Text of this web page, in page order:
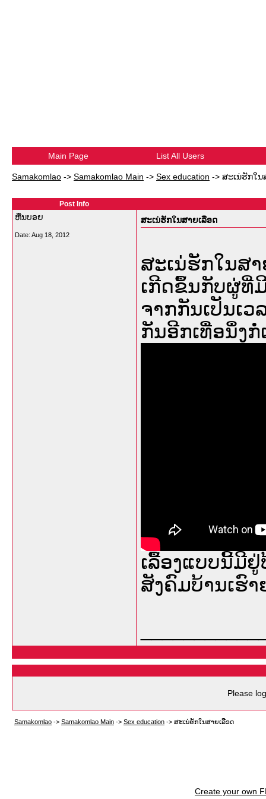
Main Page List All Users
Samakomlao -> Samakomlao Main -> Sex education -> ສະເນ່ຮັກໃນ
Post Info
ຫື່ນບອຍ
Date: Aug 18, 2012
ສະເນ່ຮັກໃນສາຍເລືອດ
ສະເນ່ຮັກໃນສາ
ເກີດຂຶ້ນກັບຜູ່ທີ່
ຈາກກັນເປັນເ
ກັນອີກເທື່ອນຶ່ງ
ເລື້ອງແບບນີ້ມີຢູ່
ສັງຄົມບ້ານເຮົ
Please
Samakomlao -> Samakomlao Main -> Sex education -> ສະເນ່ຮັກໃນສາຍເລືອດ
Create your own